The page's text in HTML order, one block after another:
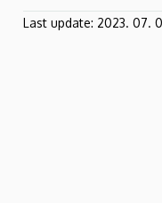
Last update: 2023. 07.